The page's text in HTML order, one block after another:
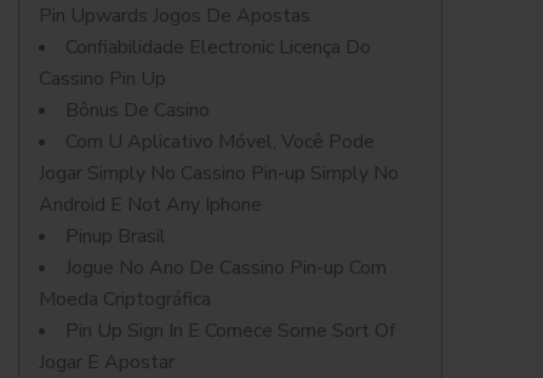
Pin Upwards Jogos De Apostas
Confiabilidade Electronic Licença Do
Cassino Pin Up
Bônus De Casino
Com U Aplicativo Móvel, Você Pode
Jogar Simply No Cassino Pin-up Simply No
Android E Not Any Iphone
Pinup Brasil
Jogue No Ano De Cassino Pin-up Com
Moeda Criptográfica
Pin Up Sign In E Comece Some Sort Of
Jogar E Apostar